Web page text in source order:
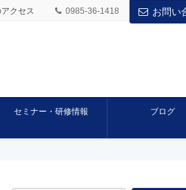
クセス 0985-36-1418 お問い
セミナー・研修情報 ブログ